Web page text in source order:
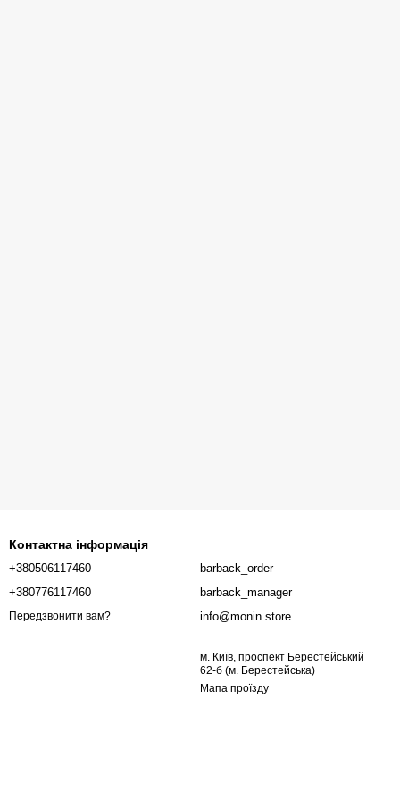
Контактна інформація
+380506117460
+380776117460
Передзвонити вам?
barback_order
barback_manager
info@monin.store
м. Київ, проспект Берестейський
62-б (м. Берестейська)
Мапа проїзду